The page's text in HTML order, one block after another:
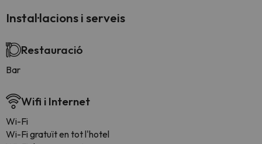
Instal·lacions i serveis
Restauració
Bar
Wifi i Internet
Wi-Fi
Wi-Fi gratuït en tot l'hotel